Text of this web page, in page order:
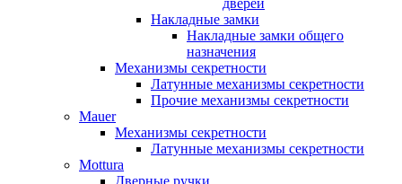
дверей
Накладные замки
Накладные замки общего
назначения
Механизмы секретности
Латунные механизмы секретности
Прочие механизмы секретности
Mauer
Механизмы секретности
Латунные механизмы секретности
Mottura